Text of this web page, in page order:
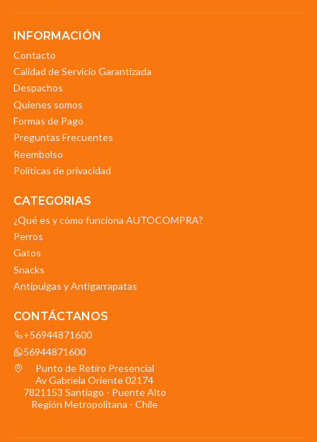
INFORMACIÓN
Contacto
Calidad de Servicio Garantizada
Despachos
Quienes somos
Formas de Pago
Preguntas Frecuentes
Reembolso
Politicas de privacidad
CATEGORIAS
¿Qué es y cómo funciona AUTOCOMPRA?
Perros
Gatos
Snacks
Antipulgas y Antigarrapatas
CONTÁCTANOS
+56944871600
56944871600
Punto de Retiro Presencial
Av Gabriela Oriente 02174
7821153 Santiago - Puente Alto
Región Metropolitana - Chile